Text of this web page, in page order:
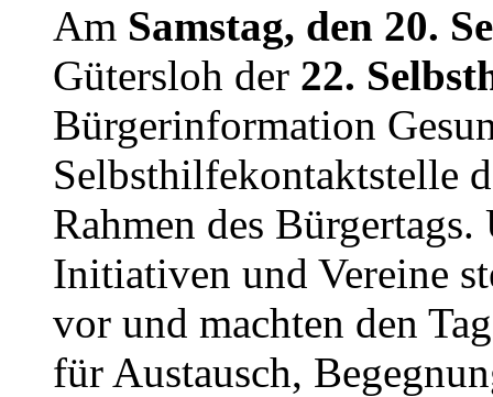
Am Samstag, den 20.
Gütersloh der 22.
Bürgerinformation
Selbsthilfekontaktstelle
Rahmen des
Initiativen und Vereine
vor und machten den
für Austausch,